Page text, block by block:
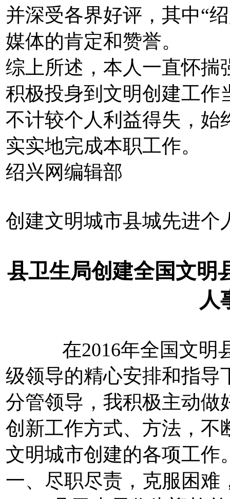
并深受各界好评，其中“
媒体的肯定和赞誉。
综上所述，本人一直怀揣
积极投身到文明创建工作
不计较个人利益得失，始
实实地完成本职工作。
绍兴网编辑部
创建文明城市县城先进个
县卫生局创建全国文明
人
在2016年全国文明县
级领导的精心安排和指导
分管领导，我积极主动做
创新工作方式、方法，不
文明城市创建的各项工作
一、尽职尽责，克服困难